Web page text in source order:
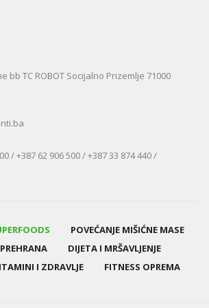
bb TC ROBOT Socijalno Prizemlje 71000
/ +387 62 906 500 / +387 33 874 440 /
POVEĆANJE MIŠIĆNE MASE
DIJETA I MRŠAVLJENJE
I ZDRAVLJE FITNESS OPREMA